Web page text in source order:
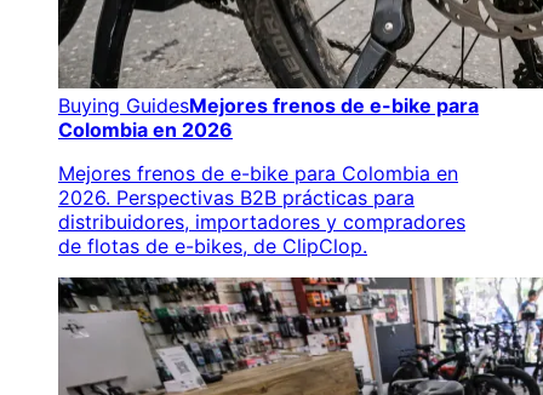
Buying GuidesMejores frenos de e-bike para
Colombia en 2026
Mejores frenos de e-bike para Colombia en
2026. Perspectivas B2B prácticas para
distribuidores, importadores y compradores
de flotas de e-bikes, de ClipClop.